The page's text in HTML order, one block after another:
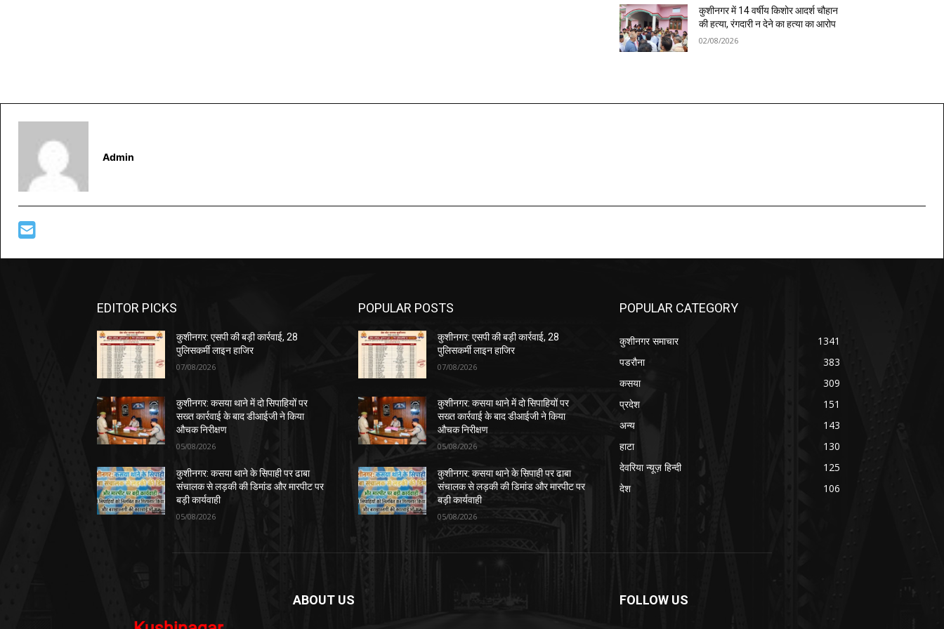
कुशीनगर में 14 वर्षीय किशोर आदर्श चौहान
की हत्या, रंगदारी न देने का हत्या का आरोप
02/08/2026
Admin
EDITOR PICKS
कुशीनगर: एसपी की बड़ी कार्रवाई, 28
पुलिसकर्मी लाइन हाजिर
07/08/2026
कुशीनगर: कसया थाने में दो सिपाहियों पर
सख्त कार्रवाई के बाद डीआईजी ने किया
औचक निरीक्षण
05/08/2026
कुशीनगर: कसया थाने के सिपाही पर ढाबा
संचालक से लड़की की डिमांड और मारपीट पर
बड़ी कार्यवाही
05/08/2026
POPULAR POSTS
कुशीनगर: एसपी की बड़ी कार्रवाई, 28
पुलिसकर्मी लाइन हाजिर
07/08/2026
कुशीनगर: कसया थाने में दो सिपाहियों पर
सख्त कार्रवाई के बाद डीआईजी ने किया
औचक निरीक्षण
05/08/2026
कुशीनगर: कसया थाने के सिपाही पर ढाबा
संचालक से लड़की की डिमांड और मारपीट पर
बड़ी कार्यवाही
05/08/2026
POPULAR CATEGORY
कुशीनगर समाचार
1341
पडरौना
383
कसया
309
प्रदेश
151
अन्य
143
हाटा
130
देवरिया न्यूज़ हिन्दी
125
देश
106
ABOUT US FOLLOW US